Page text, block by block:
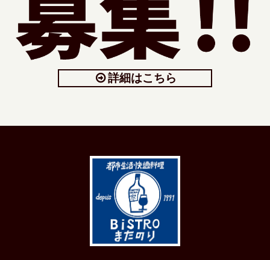
詳細はこちら